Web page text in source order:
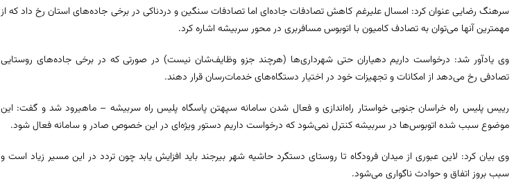
سرهنگ رضایی عنوان کرد: امسال علیرغم کاهش تصادفات جاده‌ای اما تصادفات سنگین و دردناکی در برخی جاده‌های استان رخ داد که از
مهمترین آنها می‌توان به تصادف کامیون با اتوبوس‌ مسافربری در محور سربیشه اشاره کرد.
وی یادآور شد: درخواست داریم دهیاران حتی شهرداری‌ها (هرچند جزو وظایف‌شان نیست) در صورتی‌ که در برخی جاده‌های روستایی
تصادفی رخ می‌دهد از امکانات و تجهیزات خود در اختیار دستگاه‌های خدمات‌رسان قرار دهند.
رییس پلیس راه خراسان جنوبی خواستار راه‌اندازی و فعال شدن سامانه سپهتن پاسگاه پلیس راه سربیشه – ماهیرود شد و گفت: این
موضوع سبب شده اتوبوس‌ها در سربیشه کنترل نمی‌شود که درخواست داریم دستور ویژه‌ای در این خصوص صادر و سامانه فعال شود.
وی بیان کرد: لاین عبوری از میدان فرودگاه تا روستای دستگرد حاشیه شهر بیرجند باید افزایش یابد چون تردد در این مسیر زیاد است و
سبب بروز اتفاق و حوادث ناگواری می‌شود.